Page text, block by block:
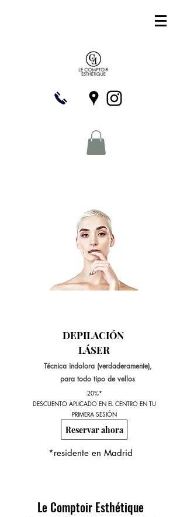
DEPILACIÓN
LÁSER
Técnica indolora (verdaderamente),
para todo tipo de vellos
-20%*
DESCUENTO APLICADO EN EL CENTRO EN TU
PRIMERA SESIÓN
Reservar ahora
*residente en Madrid
Le Comptoir Esthétique